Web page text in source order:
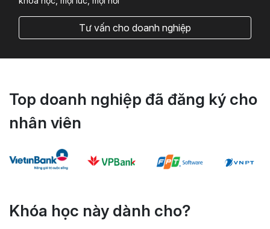
Tư vấn cho doanh nghiệp
Top doanh nghiệp đã đăng ký cho
nhân viên
Khóa học này dành cho?